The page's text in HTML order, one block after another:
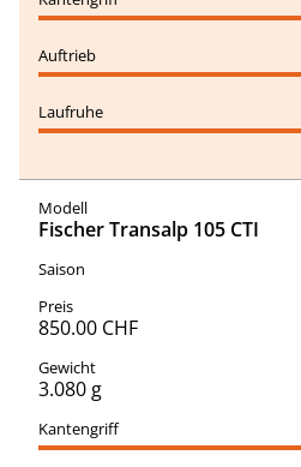
Fischer Transalp 105 CTI
850.00 CHF
3.080 g